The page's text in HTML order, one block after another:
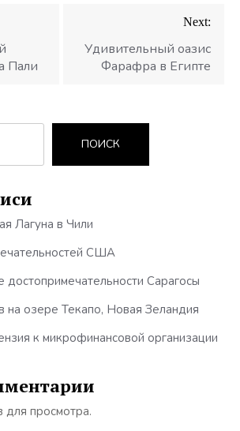
Пали
Next:
Удивительный оазис
Фарафра в Египте
ПОИСК
Лагуна в Чили
США
Сарагосы
на озере Текапо, Новая Зеландия
к микрофинансовой организации
для просмотра.